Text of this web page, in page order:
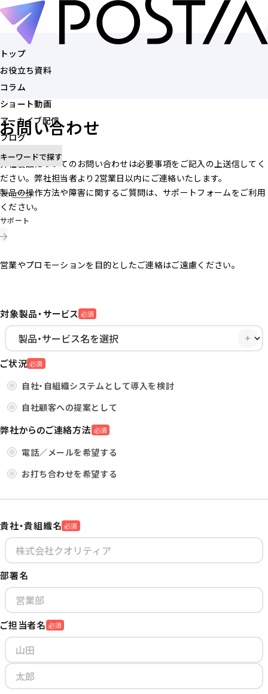
トップ
お役立ち資料
コラム
ショート動画
アーカイブ配信
ブログ
キーワードで探す
トップ
お役立ち資料
コラム
ショート動画
アーカイブ配信
ブログ
記事を探す
お問い合わせ
弊社製品についてのお問い合わせは必要事項をご記入の上送信してく
ださい。弊社担当者より2営業日以内にご連絡いたします。
製品の操作方法や障害に関するご質問は、サポートフォームをご利用
ください。
サポート
営業やプロモーションを目的としたご連絡はご遠慮ください。
対象製品・サービス 必須
ご状況 必須
自社・自組織システムとして導入を検討
自社顧客への提案として
弊社からのご連絡方法 必須
電話／メールを希望する
お打ち合わせを希望する
貴社・貴組織名 必須
部署名
ご担当者名 必須